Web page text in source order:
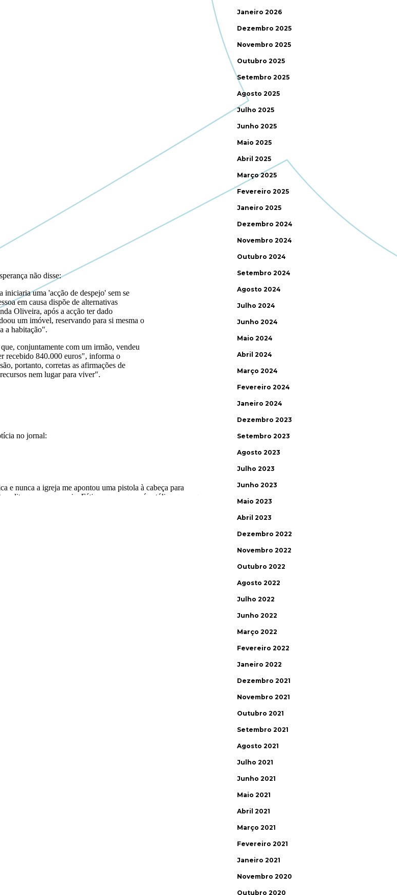
Janeiro 2026
Dezembro 2025
Novembro 2025
Outubro 2025
Setembro 2025
Agosto 2025
Julho 2025
Junho 2025
Maio 2025
Abril 2025
Março 2025
Fevereiro 2025
Janeiro 2025
Dezembro 2024
Novembro 2024
Outubro 2024
Setembro 2024
Agosto 2024
Julho 2024
Junho 2024
Maio 2024
Abril 2024
Março 2024
Fevereiro 2024
Janeiro 2024
Dezembro 2023
Setembro 2023
Agosto 2023
Julho 2023
Junho 2023
Maio 2023
Abril 2023
Dezembro 2022
Novembro 2022
Outubro 2022
Agosto 2022
Julho 2022
Junho 2022
Março 2022
Fevereiro 2022
Janeiro 2022
Dezembro 2021
Novembro 2021
Outubro 2021
Setembro 2021
Agosto 2021
Julho 2021
Junho 2021
Maio 2021
Abril 2021
Março 2021
Fevereiro 2021
Janeiro 2021
Novembro 2020
Outubro 2020